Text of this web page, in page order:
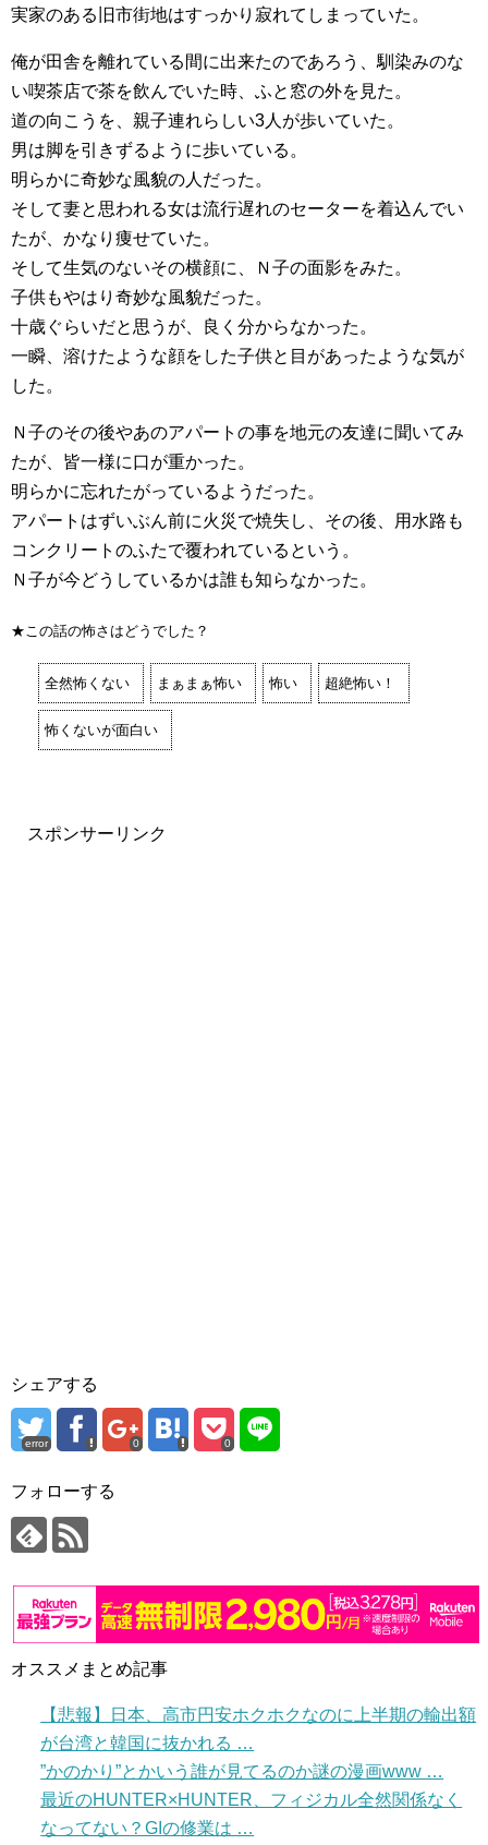
実家のある旧市街地はすっかり寂れてしまっていた。
俺が田舎を離れている間に出来たのであろう、馴染みのな
い喫茶店で茶を飲んでいた時、ふと窓の外を見た。
道の向こうを、親子連れらしい3人が歩いていた。
男は脚を引きずるように歩いている。
明らかに奇妙な風貌の人だった。
そして妻と思われる女は流行遅れのセーターを着込んでい
たが、かなり痩せていた。
そして生気のないその横顔に、Ｎ子の面影をみた。
子供もやはり奇妙な風貌だった。
十歳ぐらいだと思うが、良く分からなかった。
一瞬、溶けたような顔をした子供と目があったような気が
した。
Ｎ子のその後やあのアパートの事を地元の友達に聞いてみ
たが、皆一様に口が重かった。
明らかに忘れたがっているようだった。
アパートはずいぶん前に火災で焼失し、その後、用水路も
コンクリートのふたで覆われているという。
Ｎ子が今どうしているかは誰も知らなかった。
★この話の怖さはどうでした？
全然怖くない まぁまぁ怖い 怖い 超絶怖い！
怖くないが面白い
スポンサーリンク
シェアする
error 0 0
フォローする
オススメまとめ記事
【悲報】日本、高市円安ホクホクなのに上半期の輸出額
が台湾と韓国に抜かれる …
”かのかり”とかいう誰が見てるのか謎の漫画www …
最近のHUNTER×HUNTER、フィジカル全然関係なく
なってない？GIの修業は …